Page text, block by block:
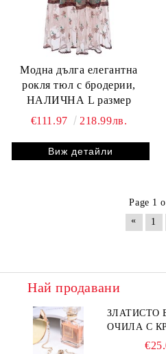
Модна дълга елегантна
рокля тюл с бродерии,
НАЛИЧНА L размер
€111.97
218.99лв.
Виж детайли
Page 1
«
1
Най продавани
ЗЛАТИСТО
ОЧИЛА С